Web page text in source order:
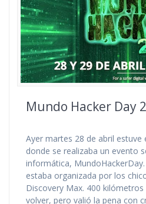
Mundo Hacker Day
Ayer martes 28 de abril estuve
donde se realizaba un evento
informática,
estaba organizada por los
Discovery Max. 400
volver, pero valió la pena con